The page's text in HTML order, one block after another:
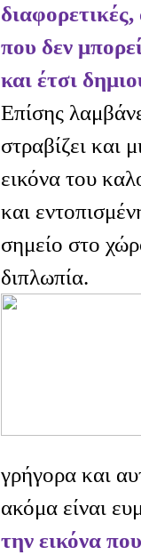
που δεν
και έτσι
Επίσης
στραβίζει και
εικόνα του
και
σημείο στο
διπλωπία.
γρήγορα και
ακόμα είναι
την εικόνα